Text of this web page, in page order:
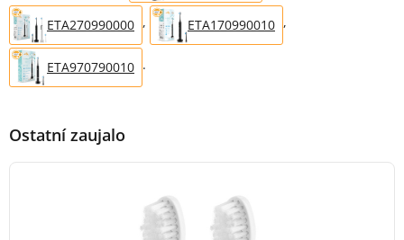
ETA270990000 , ETA170990010 ,
ETA970790010 .
Ostatní zaujalo